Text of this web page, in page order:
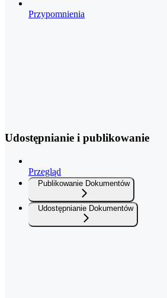
Przypomnienia
Udostępnianie i publikowanie
Przegląd
Publikowanie Dokumentów
Udostępnianie Dokumentów